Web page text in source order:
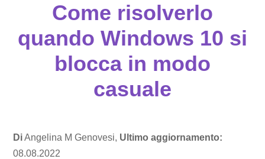
Come risolverlo
quando Windows 10 si
blocca in modo
casuale
DiAngelina M Genovesi, Ultimo aggiornamento:
08.08.2022